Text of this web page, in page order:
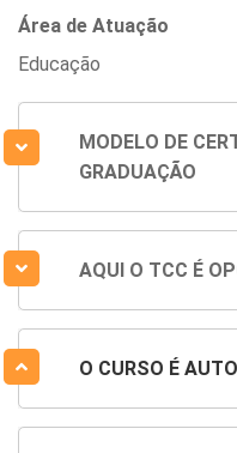
Área de Atuação
Educação
MODELO DE
GRADUAÇÃO
AQUI O TCC É
O CURSO É